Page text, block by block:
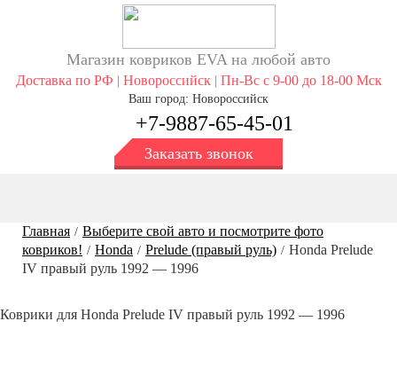
Магазин ковриков EVA ​на любой авто
Доставка по РФ | Новороссийск | Пн-Вс с 9-00 до 18-00 Мск
Ваш город: Новороссийск
+7-9887-65-45-01
Заказать звонок
Главная / Выберите свой авто и посмотрите фото
ковриков! / Honda / Prelude (правый руль) / Honda Prelude
IV правый руль 1992 — 1996
Коврики для Honda Prelude IV правый руль 1992 — 1996